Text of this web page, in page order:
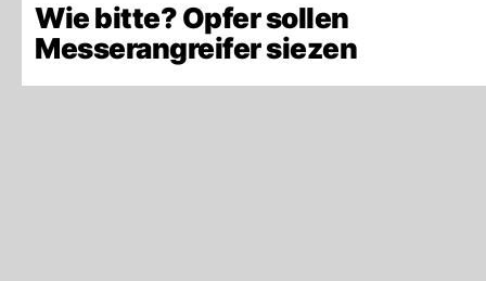
Wie bitte? Opfer sollen
Messerangreifer siezen